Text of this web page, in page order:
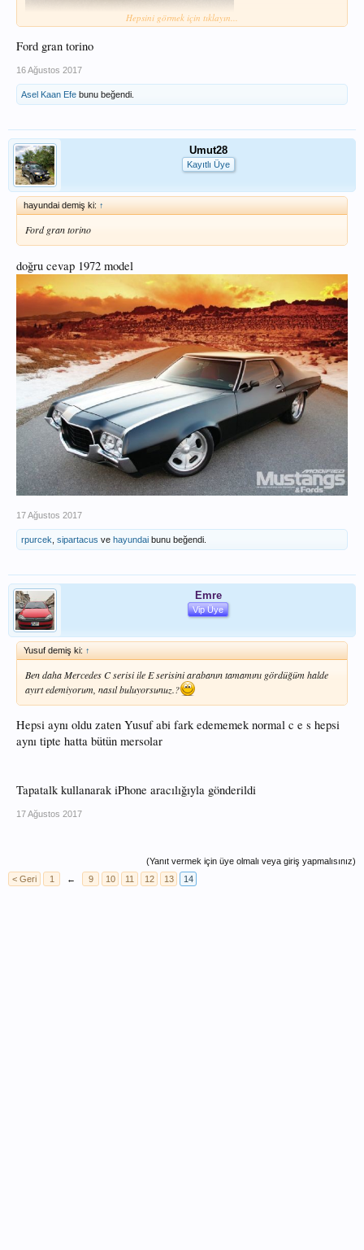
sorum bu
Hepsini görmek için tıklayın...
Ford gran torino
16 Ağustos 2017
Asel Kaan Efe bunu beğendi.
Umut28
Kayıtlı Üye
hayundai demiş ki: ↑
Ford gran torino
doğru cevap 1972 model
17 Ağustos 2017
rpurcek sipartacus ve hayundai bunu beğendi.
Emre
Vip Üye
Yusuf demiş ki: ↑
Ben daha Mercedes C serisi ile E serisini arabanın tamamını gördüğüm halde
ayırt edemiyorum, nasıl buluyorsunuz.?
Hepsi aynı oldu zaten Yusuf abi fark edememek normal c e s hepsi
aynı tipte hatta bütün mersolar
Tapatalk kullanarak iPhone aracılığıyla gönderildi
17 Ağustos 2017
(Yanıt vermek için üye olmalı veya giriş yapmalısınız)
< Geri
1 ← 9 10 11 12 13 14